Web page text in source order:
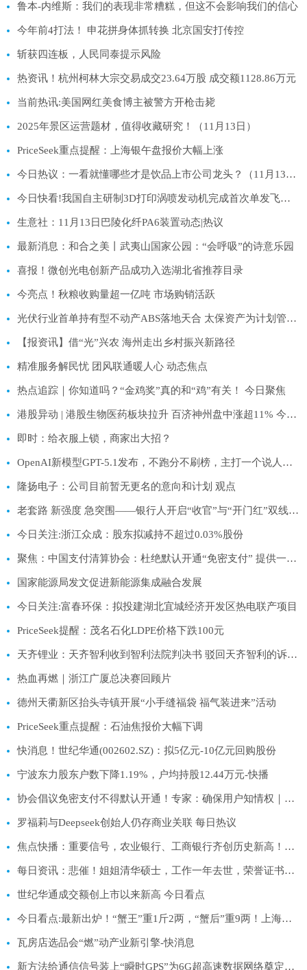
鲁本-内维斯：我们的表现非常糟糕，但这不会影响我们的信心
今年前4打法！ 申花拼身体抓转换 北京国安打传控
斩获四连板，人民同泰提示风险
热资讯！杭州柯林大宗交易成交23.64万股 成交额1128.86万元
当前热讯:美国网红美食博主被警方开枪击毙
2025年景区运营题材，值得收藏研究！（11月13日）
PriceSeek重点提醒：上海银午盘报价大幅上涨
今日热议：一看就懂哪些才是饮品上市公司龙头？（11月13日）
今日快看!我国自主研制3D打印涡喷发动机完成首次单发飞行试验
生意社：11月13日巴陵化纤PA6装置动态|热议
最新消息：和合之美丨武夷山国家公园：“会呼吸”的诗意乐园
喜报！微创光电创新产品成功入选湖北省推荐目录
今亮点！秋粮收购量超一亿吨 市场购销活跃
光伏行业首单持有型不动产ABS落地天合 太保资产为计划管理人_看点
【报资讯】借“光”兴农 海州走出乡村振兴新路径
精准服务解民忧 团风联通暖人心 动态焦点
热点追踪｜你知道吗？“金鸡奖”真的和“鸡”有关！ 今日聚焦
港股异动 | 港股生物医药板块拉升 百济神州盘中涨超11% 今日热议
即时：给衣服上锁，商家出大招？
OpenAI新模型GPT-5.1发布，不跑分不刷榜，主打一个说人话 速看
隆扬电子：公司目前暂无更名的意向和计划 观点
老套路 新强度 急突围——银行人开启“收官”与“开门红”双线作战模式|今日精选
今日关注:浙江众成：股东拟减持不超过0.03%股份
聚焦：中国支付清算协会：杜绝默认开通“免密支付” 提供一键取消功能
国家能源局发文促进新能源集成融合发展
今日关注:富春环保：拟投建湖北宜城经济开发区热电联产项目
PriceSeek提醒：茂名石化LDPE价格下跌100元
天齐锂业：天齐智利收到智利法院判决书 驳回天齐智利的诉讼请求
热血再燃｜浙江广厦总决赛回顾片
德州天衢新区抬头寺镇开展“小手缝福袋 福气装进来”活动
PriceSeek重点提醒：石油焦报价大幅下调
快消息！世纪华通(002602.SZ)：拟5亿元-10亿元回购股份
宁波东力股东户数下降1.19%，户均持股12.44万元-快播
协会倡议免密支付不得默认开通！专家：确保用户知情权｜宅男财经|焦点速递
罗福莉与Deepseek创始人仍存商业关联 每日热议
焦点快播：重要信号，农业银行、工商银行齐创历史新高！双百亿银行ETF（512800）稳步三连阳，近5日超7亿资金抢跑
每日资讯：悲催！姐姐清华硕士，工作一年去世，荣誉证书、学士服被爸藏起来
世纪华通成交额创上市以来新高 今日看点
今日看点:最新出炉！“蟹王”重1斤2两，“蟹后”重9两！上海大闸蟹首夺“蟹后”！
瓦房店选品会“燃”动产业新引擎-快消息
新方法给通信信号装上“瞬时GPS”为6G超高速数据网络奠定技术基础 重点聚焦